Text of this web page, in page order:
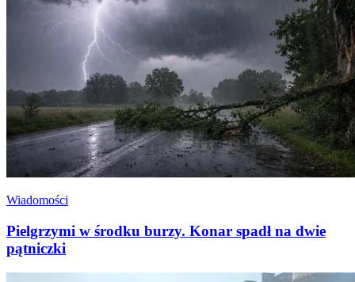
Wiadomości
Pielgrzymi w środku burzy. Konar spadł na dwie
pątniczki